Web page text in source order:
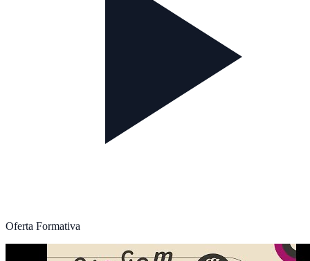
Oferta Formativa